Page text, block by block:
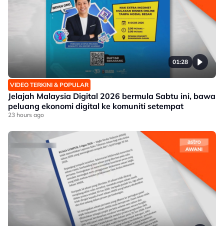
01:28
VIDEO TERKINI & POPULAR
Jelajah Malaysia Digital 2026 bermula Sabtu ini, bawa
peluang ekonomi digital ke komuniti setempat
23 hours ago